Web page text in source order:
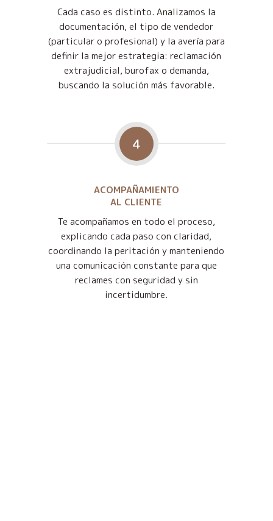
Cada caso es distinto. Analizamos la
documentación, el tipo de vendedor
(particular o profesional) y la avería para
definir la mejor estrategia: reclamación
extrajudicial, burofax o demanda,
buscando la solución más favorable.
4
ACOMPAÑAMIENTO
AL CLIENTE
Te acompañamos en todo el proceso,
explicando cada paso con claridad,
coordinando la peritación y manteniendo
una comunicación constante para que
reclames con seguridad y sin
incertidumbre.